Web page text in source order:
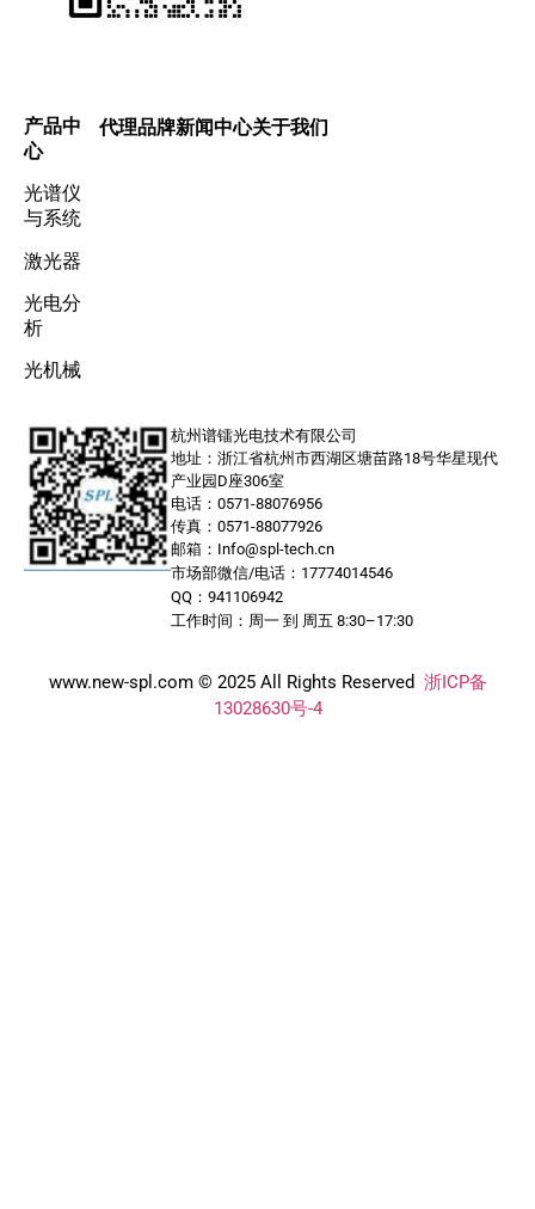
产品中
心
光谱仪
与系统
激光器
光电分
析
光机械
代理品牌新闻中心关于我们
杭州谱镭光电技术有限公司
地址：浙江省杭州市西湖区塘苗路18号华星现代
产业园D座306室
电话：0571-88076956
传真：0571-88077926
邮箱：Info@spl-tech.cn
市场部微信/电话：17774014546
QQ：941106942
工作时间：周一 到 周五 8:30–17:30
www.new-spl.com © 2025 All Rights Reserved 浙ICP备
13028630号-4